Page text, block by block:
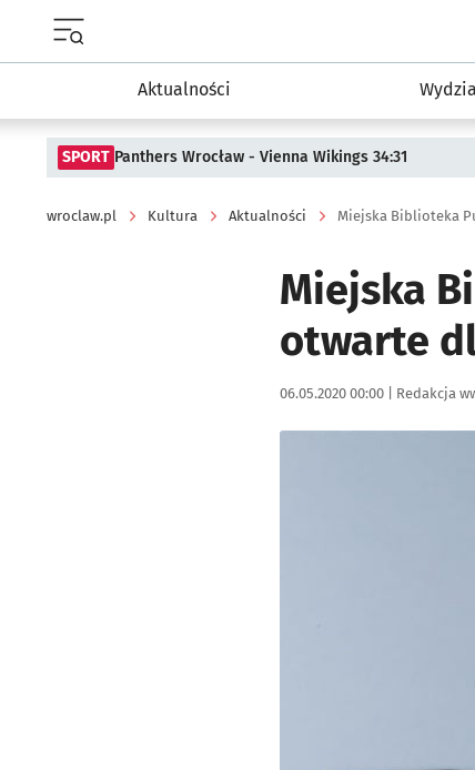
Aktualności
SPORT Panthers Wrocław - Vienna Wikings 34:31
wroclaw.pl Kultura Aktualności Miejska Biblioteka
Miejska
otwarte
Data publikacji:
06.05.2020 00:00 | Autor:
Redakcja